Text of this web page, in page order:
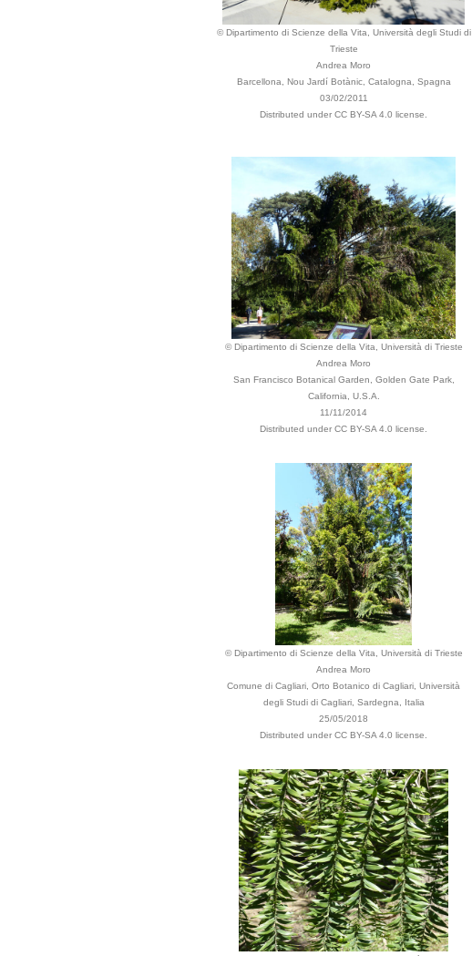
© Dipartimento di Scienze della Vita, Università degli Studi di
Trieste
Andrea Moro
Barcellona, Nou Jardí Botànic, Catalogna, Spagna
03/02/2011
Distributed under CC BY-SA 4.0 license.
© Dipartimento di Scienze della Vita, Università di Trieste
Andrea Moro
San Francisco Botanical Garden, Golden Gate Park,
California, U.S.A.
11/11/2014
Distributed under CC BY-SA 4.0 license.
© Dipartimento di Scienze della Vita, Università di Trieste
Andrea Moro
Comune di Cagliari, Orto Botanico di Cagliari, Università
degli Studi di Cagliari, Sardegna, Italia
25/05/2018
Distributed under CC BY-SA 4.0 license.